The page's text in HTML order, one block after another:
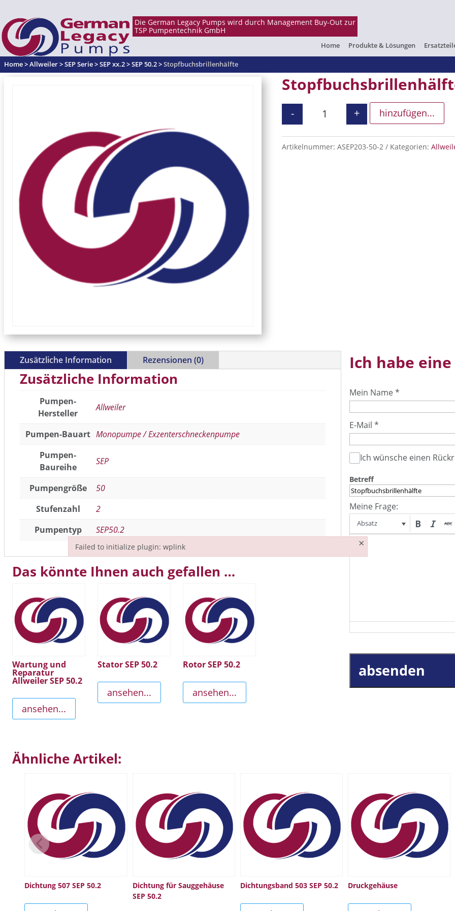
Home Produkte & Lösungen
Home>Allweiler>SEP Serie>SEP xx.2>SEP 50.2>Stopfbuchsbrillenhälfte
Stopfbuchsbrillenhälfte Menge
- + hinzufügen...
Artikelnummer:ASEP203-50-2 Kategorien:
Zusätzliche Information Rezensionen (0)
Zusätzliche Information
Pumpen-
Hersteller
Allweiler
Pumpen-Bauart Monopumpe / Exzenterschneckenpumpe
Pumpen-
Baureihe
SEP
Pumpengröße
50
Stufenzahl
2
Pumpentyp
SEP50.2
Das könnte Ihnen auch gefallen …
Wartung und
Reparatur
Allweiler SEP 50.2
ansehen...
Stator SEP 50.2
ansehen...
Rotor SEP 50.2
ansehen...
Ich habe
Mein Name*
E-Mail *
Ich wünsche einen
Betreff
Meine Frage:
Absatz
absenden
Ähnliche Artikel:
Dichtung 507 SEP 50.2
Dichtung für Sauggehäuse
SEP 50.2
Dichtungsband 503 SEP 50.2 Druckgehäuse
Failed to initialize plugin: wplink ×
Failed to initialize plugin: wplink